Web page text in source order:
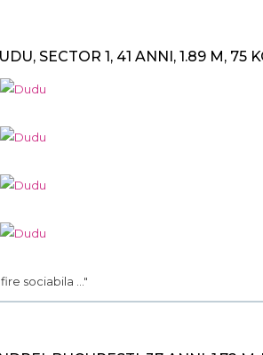
SECTOR 1, 41 ANNI, 1.89 M, 75
fire sociabila ..."